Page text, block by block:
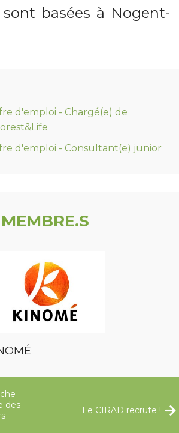
sont basées à Nogent-
d'emploi - Chargé(e) de
d'emploi - Consultant(e) junior
MEMBRE.S
des
Le CIRAD recrute !